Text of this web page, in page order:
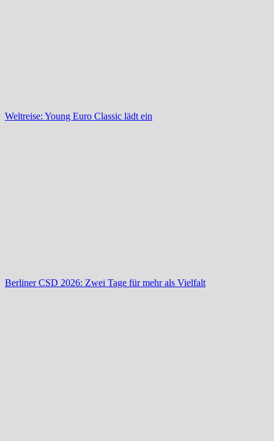
Weltreise: Young Euro Classic lädt ein
Berliner CSD 2026: Zwei Tage für mehr als Vielfalt